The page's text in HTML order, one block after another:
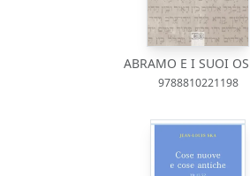
ABRAMO E I SUOI
9788810221198